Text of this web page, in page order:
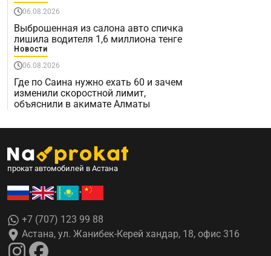
06.08.2026
Выброшенная из салона авто спичка
лишила водителя 1,6 миллиона тенге
Новости
06.08.2026
Где по Саина нужно ехать 60 и зачем
изменили скоростной лимит,
объяснили в акимате Алматы
прокат автомобилей в Астана
• • •
+7 (707) 123 99 88
Астана, ул. Жанибек-Керей хандар, 18, офис 316